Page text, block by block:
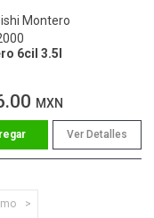
Montero
6cil 3.5l
MXN
Ver Detalles